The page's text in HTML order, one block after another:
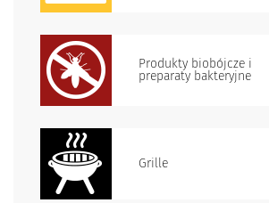
Produkty biobójcze i
preparaty bakteryjne
Grille